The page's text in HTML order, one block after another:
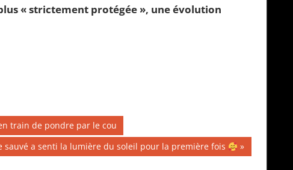
« strictement protégée », une évolution
train de pondre par le cou
sauvé a senti la lumière du soleil pour la première fois